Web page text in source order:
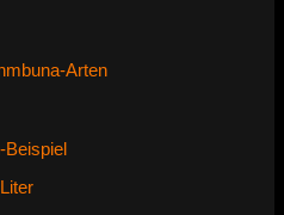
Arten